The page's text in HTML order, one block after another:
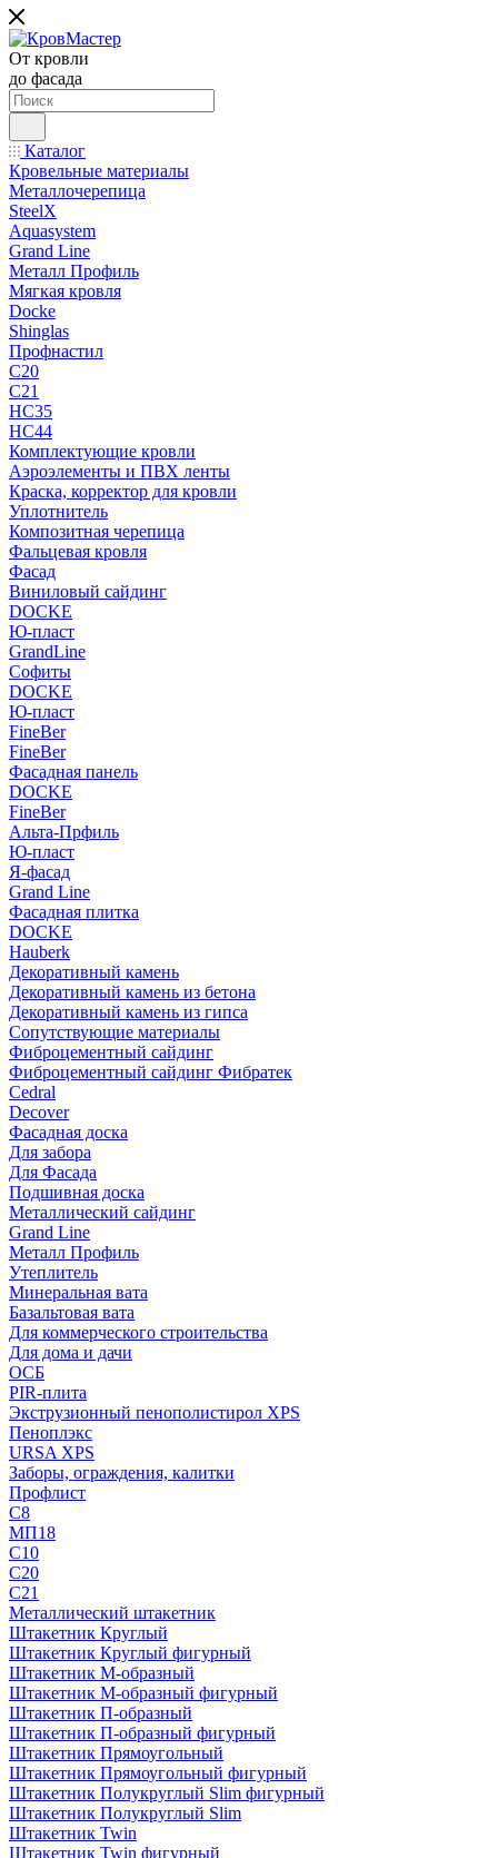
От кровли
до фасада
Каталог
Кровельные материалы
Металлочерепица
SteelX
Aquasystem
Grand Line
Металл Профиль
Мягкая кровля
Docke
Shinglas
Профнастил
C20
C21
НС35
НС44
Комплектующие кровли
Аэроэлементы и ПВХ ленты
Краска, корректор для кровли
Уплотнитель
Композитная черепица
Фальцевая кровля
Фасад
Виниловый сайдинг
DOCKE
Ю-пласт
GrandLine
Софиты
DOCKE
Ю-пласт
FineBer
FineBer
Фасадная панель
DOCKE
FineBer
Альта-Прфиль
Ю-пласт
Я-фасад
Grand Line
Фасадная плитка
DOCKE
Hauberk
Декоративный камень
Декоративный камень из бетона
Декоративный камень из гипса
Сопутствующие материалы
Фиброцементный сайдинг
Фиброцементный сайдинг Фибратек
Cedral
Decover
Фасадная доска
Для забора
Для Фасада
Подшивная доска
Металлический сайдинг
Grand Line
Металл Профиль
Утеплитель
Минеральная вата
Базальтовая вата
Для коммерческого строительства
Для дома и дачи
ОСБ
PIR-плита
Экструзионный пенополистирол XPS
Пеноплэкс
URSA XPS
Заборы, ограждения, калитки
Профлист
С8
МП18
С10
С20
С21
Металлический штакетник
Штакетник Круглый
Штакетник Круглый фигурный
Штакетник М-образный
Штакетник М-образный фигурный
Штакетник П-образный
Штакетник П-образный фигурный
Штакетник Прямоугольный
Штакетник Прямоугольный фигурный
Штакетник Полукруглый Slim фигурный
Штакетник Полукруглый Slim
Штакетник Twin
Штакетник Twin фигурный